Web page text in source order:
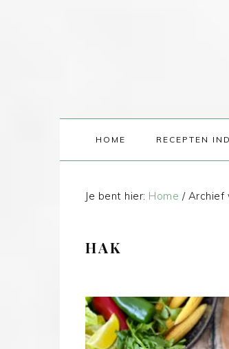
HOME RECEPTEN
Je bent hier: Home /Archief
HAK